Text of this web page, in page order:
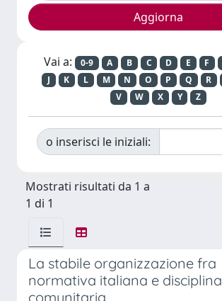
Vai a: 0-9 A B C D E F
J
K L M N O P Q R
V
W X Y Z
o inserisci le iniziali:
Mostrati risultati da 1 a
1 di 1
La stabile organizzazione fra
normativa italiana e disciplina
comunitaria